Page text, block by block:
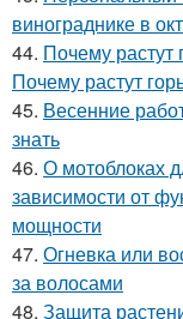
винограднике в
44. Почему растут
Почему растут
45. Весенние
знать
46. О мотоблоках
зависимости от
мощности
47. Огневка или
за волосами
48. Защита